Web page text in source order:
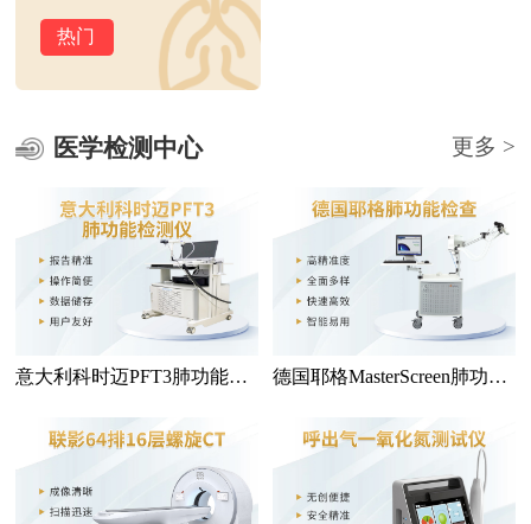
热门
医学检测中心 更多 >
意大利科时迈PFT3肺功能检
德国耶格MasterScreen肺功能